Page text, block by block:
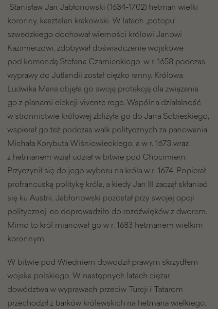
Stanisław Jan Jabłonowski (1634-1702) hetman wielki
koronny, kasztelan krakowski. W latach „potopu”
szwedzkiego dochował wierności królowi Janowi
Kazimierzowi, zdobywał doświadczenie wojskowe
pod komendą Stefana Czarnieckiego, w r. 1658 podczas
wyprawy do Jutlandii został ciężko ranny. Królowa
Ludwika Maria objęła go swoją protekcją dla związania
go z planami elekcji vivente rege. Wspólna działalność
w stronnictwie królowej zbliżyła go do Jana Sobieskiego,
wspierał go też podczas walk politycznych za panowania
Michała Korybuta Wiśniowieckiego, a w r. 1673 wraz
z hetmanem wziął udział w bitwie pod Chocimiem.
Przyczynił się do jego wyboru na króla w r. 1674. Popierał
profrancuską politykę króla, a kiedy Jan III zaczął skłaniać
się ku Austrii, Jabłonowski pozostał przy swojej opcji
politycznej, co doprowadziło do rozdźwięków z dworem.
Mimo to król mianował go w r. 1683 hetmanem wielkim
koronnym.
W bitwie pod Wiedniem dowodził prawym skrzydłem
wojska polskiego. W następnych latach ciężar
dowództwa w wyprawach przeciw Turcji i Tatarom
przechodził z barków królewskich na hetmana wielkiego.